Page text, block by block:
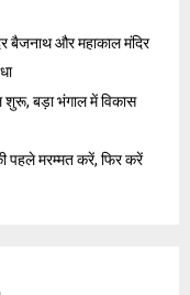
और महाकाल मंदिर
बड़ा भंगाल में विकास
मरम्मत करें, फिर करें